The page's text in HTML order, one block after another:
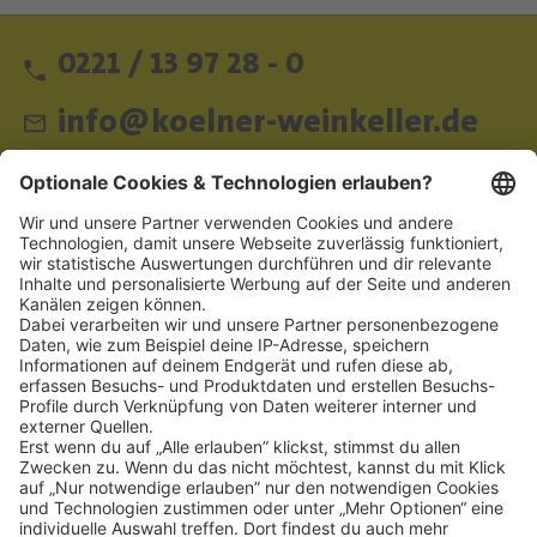
0221 / 13 97 28 - 0
info@koelner-weinkeller.de
Schnellzugriff
ZAHLUNGSMETHODEN
SOCIAL
NEWSLETTER
BESUCHEN SIE UNS